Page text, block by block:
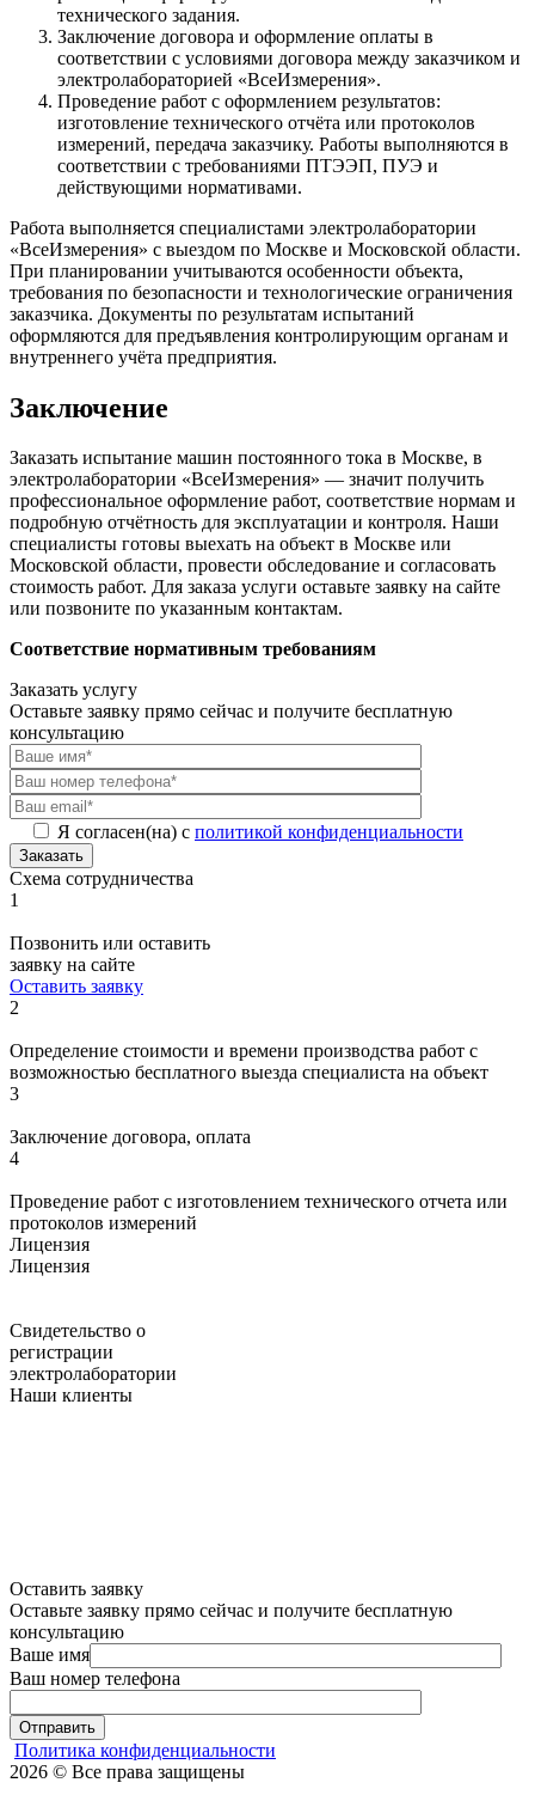
технического задания.
Заключение договора и оформление оплаты в
соответствии с условиями договора между заказчиком и
электролабораторией «ВсеИзмерения».
Проведение работ с оформлением результатов:
изготовление технического отчёта или протоколов
измерений, передача заказчику. Работы выполняются в
соответствии с требованиями ПТЭЭП, ПУЭ и
действующими нормативами.
Работа выполняется специалистами электролаборатории
«ВсеИзмерения» с выездом по Москве и Московской области.
При планировании учитываются особенности объекта,
требования по безопасности и технологические ограничения
заказчика. Документы по результатам испытаний
оформляются для предъявления контролирующим органам и
внутреннего учёта предприятия.
Заключение
Заказать испытание машин постоянного тока в Москве, в
электролаборатории «ВсеИзмерения» — значит получить
профессиональное оформление работ, соответствие нормам и
подробную отчётность для эксплуатации и контроля. Наши
специалисты готовы выехать на объект в Москве или
Московской области, провести обследование и согласовать
стоимость работ. Для заказа услуги оставьте заявку на сайте
или позвоните по указанным контактам.
Соответствие нормативным требованиям
Заказать услугу
Оставьте заявку прямо сейчас и получите бесплатную
консультацию
Я согласен(на) с политикой конфиденциальности
Заказать
Схема сотрудничества
1
Позвонить или оставить
заявку на сайте
Оставить заявку
2
Определение стоимости и времени производства работ с
возможностью бесплатного выезда специалиста на объект
3
Заключение договора, оплата
4
Проведение работ с изготовлением технического отчета или
протоколов измерений
Лицензия
Лицензия
Свидетельство о
регистрации
электролаборатории
Наши клиенты
Оставить заявку
Оставьте заявку прямо сейчас и получите бесплатную
консультацию
Ваше имя
Ваш номер телефона
Отправить
Политика конфиденциальности
2026 © Все права защищены